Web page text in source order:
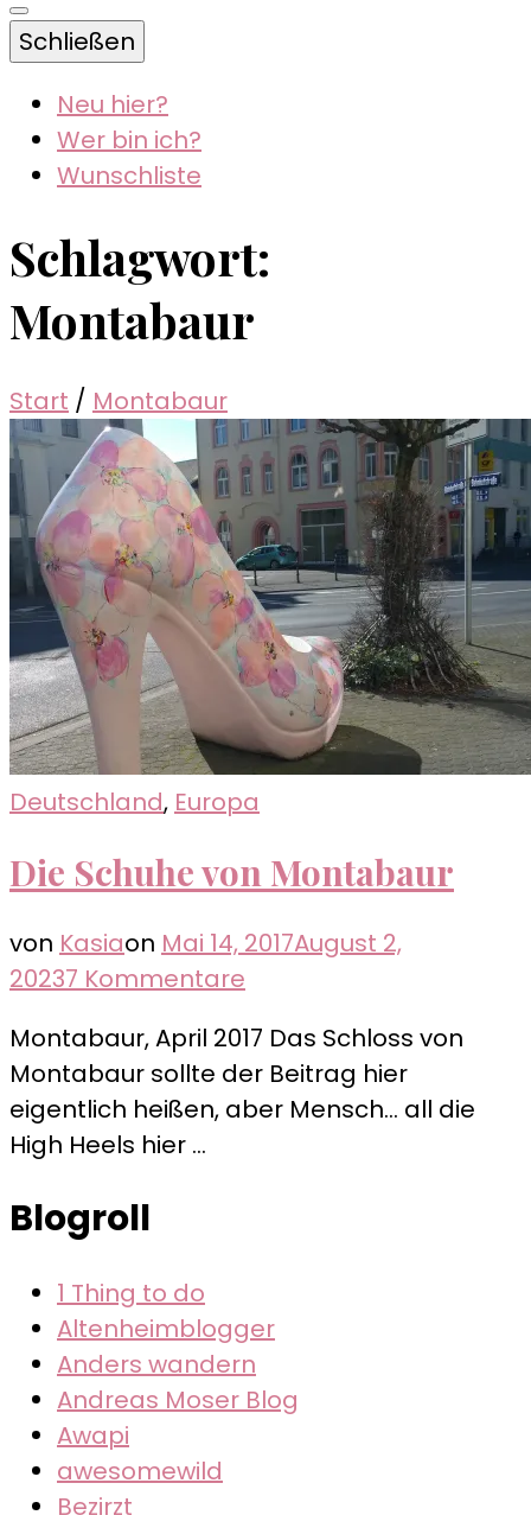
Schließen
Neu hier?
Wer bin ich?
Wunschliste
Schlagwort:
Montabaur
Start / Montabaur
Deutschland, Europa
Die Schuhe von Montabaur
von Kasiaon Mai 14, 2017August 2,
20237 Kommentare
Schuhe
von
Montabaur
Montabaur, April 2017 Das Schloss von
Montabaur sollte der Beitrag hier
eigentlich heißen, aber Mensch… all die
High Heels hier …
Blogroll
1 Thing to do
Altenheimblogger
Anders wandern
Andreas Moser Blog
Awapi
awesomewild
Bezirzt